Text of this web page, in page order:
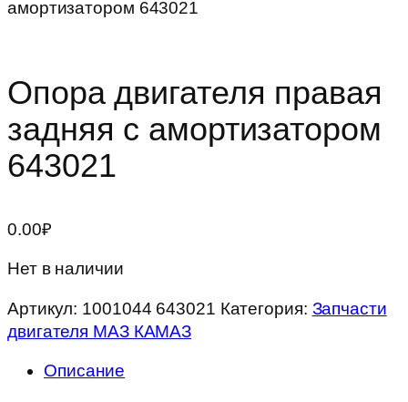
амортизатором 643021
Опора двигателя правая
задняя с амортизатором
643021
0.00₽
Нет в наличии
Артикул: 1001044 643021 Категория: Запчасти
двигателя МАЗ КАМАЗ
Описание